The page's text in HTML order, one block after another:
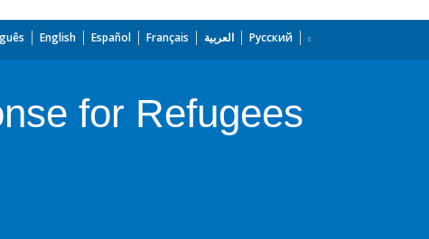
English Español Français العربية Русский
for Refugees